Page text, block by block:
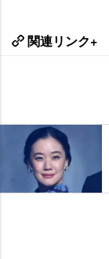
関連リンク+